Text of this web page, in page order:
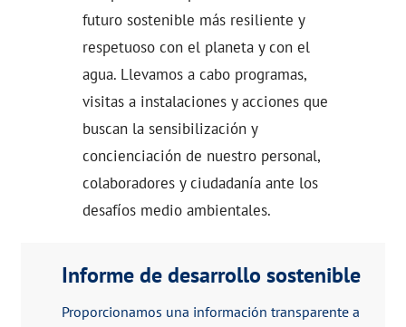
futuro sostenible más resiliente y
respetuoso con el planeta y con el
agua. Llevamos a cabo programas,
visitas a instalaciones y acciones que
buscan la sensibilización y
concienciación de nuestro personal,
colaboradores y ciudadanía ante los
desafíos medio ambientales.
Informe de desarrollo sostenible
Proporcionamos una información transparente a